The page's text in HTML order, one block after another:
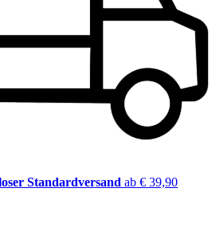
Standardversand ab € 39,90